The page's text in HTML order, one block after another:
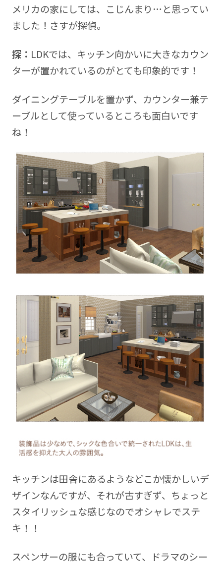
メリカの家にしては、こじんまり…と思ってい
ました！さすが探偵。
探： LDKでは、キッチン向かいに大きなカウン
ターが置かれているのがとても印象的です！
ダイニングテーブルを置かず、カウンター兼テ
ーブルとして使っているところも面白いです
ね！
キッチンは田舎にあるようなどこか懐かしいデ
ザインなんですが、それが古すぎず、ちょっと
スタイリッシュな感じなのでオシャレでステ
キ！！
スペンサーの服にも合っていて、ドラマのシー